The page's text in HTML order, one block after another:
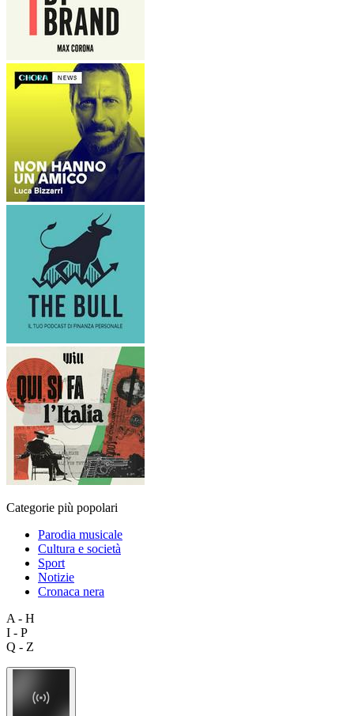
Categorie più popolari
Parodia musicale
Cultura e società
Sport
Notizie
Cronaca nera
A - H
I - P
Q - Z